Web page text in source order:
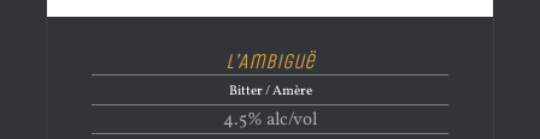
L’Ambiguë
Bitter / Amère
4.5% alc/vol